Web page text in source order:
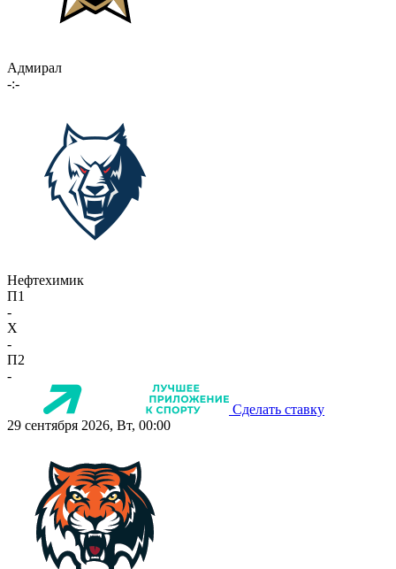
Адмирал
-:-
Нефтехимик
П1
-
X
-
П2
-
Сделать ставку
29 сентября 2026, Вт, 00:00